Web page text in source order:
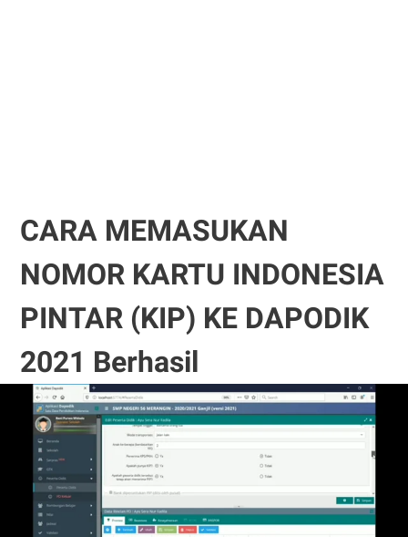
CARA MEMASUKAN
NOMOR KARTU INDONESIA
PINTAR (KIP) KE DAPODIK
2021 Berhasil